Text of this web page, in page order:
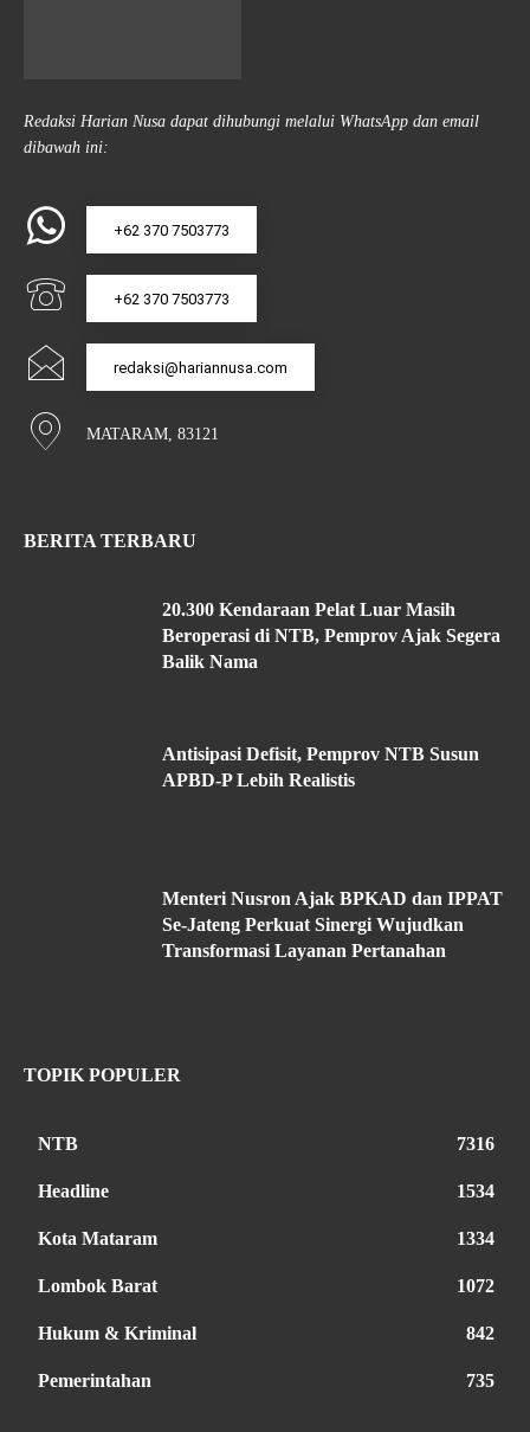
Redaksi Harian Nusa dapat dihubungi melalui WhatsApp dan email
dibawah ini:
+62 370 7503773
+62 370 7503773
redaksi@hariannusa.com
MATARAM, 83121
BERITA TERBARU
20.300 Kendaraan Pelat Luar Masih
Beroperasi di NTB, Pemprov Ajak Segera
Balik Nama
Antisipasi Defisit, Pemprov NTB Susun
APBD-P Lebih Realistis
Menteri Nusron Ajak BPKAD dan IPPAT
Se-Jateng Perkuat Sinergi Wujudkan
Transformasi Layanan Pertanahan
TOPIK POPULER
NTB 7316
Headline 1534
Kota Mataram 1334
Lombok Barat 1072
Hukum & Kriminal 842
Pemerintahan 735